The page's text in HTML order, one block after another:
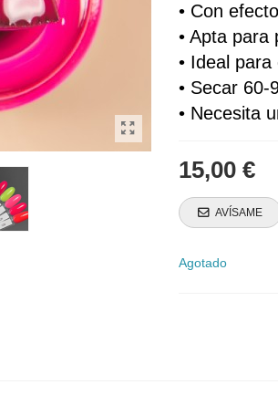
• Con
• Apta para
• Ideal
• Secar 60-
• Necesita
15,00 €
AVÍSAME
Agotado